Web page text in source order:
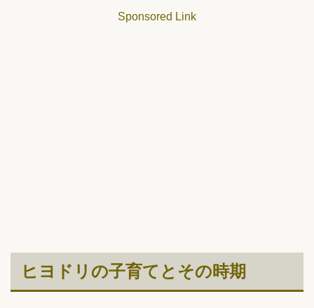
Sponsored Link
ヒヨドリの子育てとその時期